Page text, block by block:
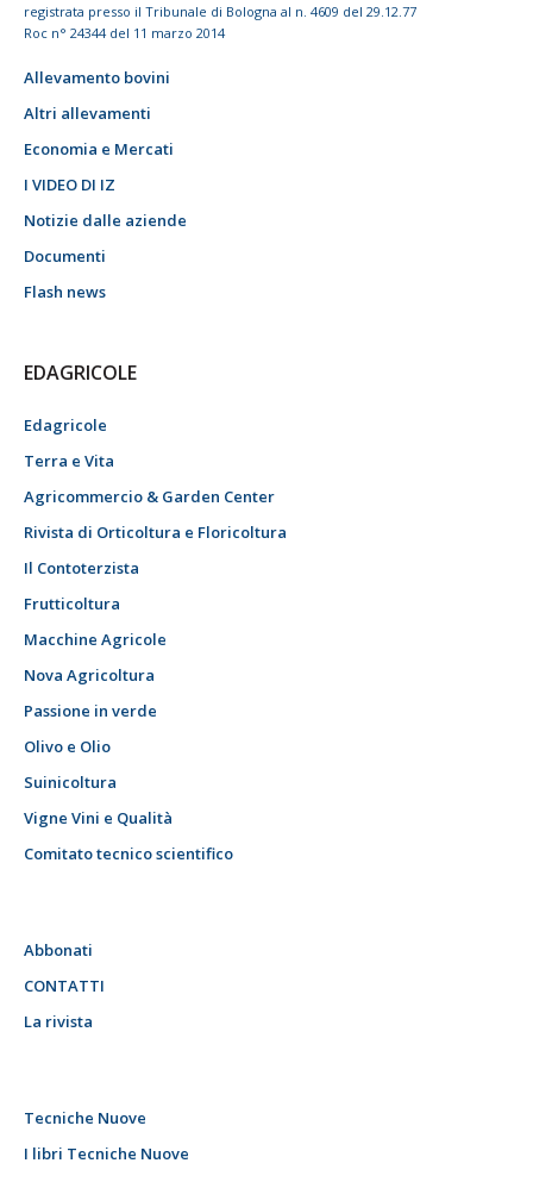
registrata presso il Tribunale di Bologna al n. 4609 del 29.12.77
Roc n° 24344 del 11 marzo 2014
Allevamento bovini
Altri allevamenti
Economia e Mercati
I VIDEO DI IZ
Notizie dalle aziende
Documenti
Flash news
EDAGRICOLE
Edagricole
Terra e Vita
Agricommercio & Garden Center
Rivista di Orticoltura e Floricoltura
Il Contoterzista
Frutticoltura
Macchine Agricole
Nova Agricoltura
Passione in verde
Olivo e Olio
Suinicoltura
Vigne Vini e Qualità
Comitato tecnico scientifico
Abbonati
CONTATTI
La rivista
Tecniche Nuove
I libri Tecniche Nuove